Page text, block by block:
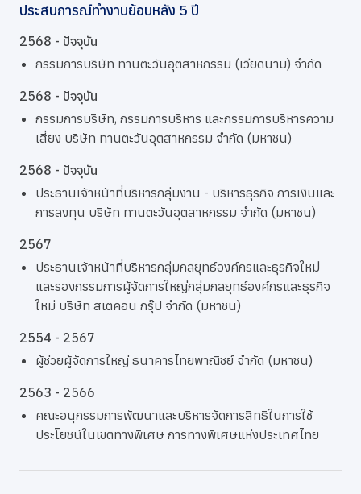
ประสบการณ์ทำงานย้อนหลัง 5 ปี
2568 - ปัจจุบัน
กรรมการบริษัท ทานตะวันอุตสาหกรรม (เวียดนาม) จำกัด
2568 - ปัจจุบัน
กรรมการบริษัท, กรรมการบริหาร และกรรมการบริหารความ
เสี่ยง บริษัท ทานตะวันอุตสาหกรรม จำกัด (มหาชน)
2568 - ปัจจุบัน
ประธานเจ้าหน้าที่บริหารกลุ่มงาน - บริหารธุรกิจ การเงินและ
การลงทุน บริษัท ทานตะวันอุตสาหกรรม จำกัด (มหาชน)
2567
ประธานเจ้าหน้าที่บริหารกลุ่มกลยุทธ์องค์กรและธุรกิจใหม่
และรองกรรมการผู้จัดการใหญ่กลุ่มกลยุทธ์องค์กรและธุรกิจ
ใหม่ บริษัท สเตคอน กรุ๊ป จำกัด (มหาชน)
2554 - 2567
ผู้ช่วยผู้จัดการใหญ่ ธนาคารไทยพาณิชย์ จำกัด (มหาชน)
2563 - 2566
คณะอนุกรรมการพัฒนาและบริหารจัดการสิทธิในการใช้
ประโยชน์ในเขตทางพิเศษ การทางพิเศษแห่งประเทศไทย